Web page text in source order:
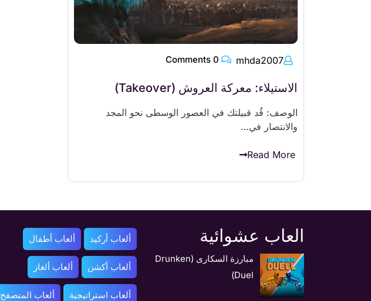
mhda2007
الاستيلاء: معركة العروش (Takeover)
الوصف: قُد قبيلتك في العصور الوسطى نحو المجد
والانتصار في…
Read More
العاب عشوائية
مبارزة السكارى (Drunken
Duel)
ألعاب أركيد ألعاب أطفال
ألعاب أكشن ألعاب ألغاز
ألعاب استراتيجية ألعاب المتصفح